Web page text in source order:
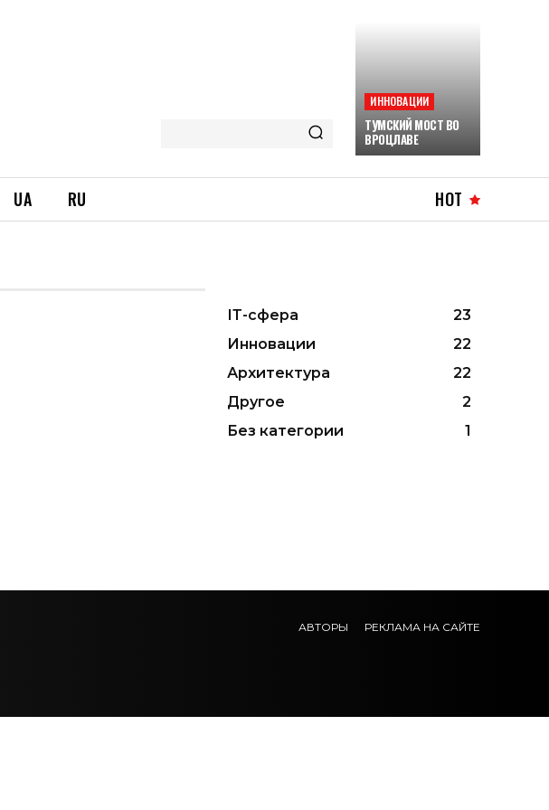
ИННОВАЦИИ
ТУМСКИЙ МОСТ ВО
ВРОЦЛАВЕ
UA RU HOT
ІТ-сфера
23
Инновации
22
Архитектура
22
Другое
2
Без категории
1
АВТОРЫ РЕКЛАМА НА САЙТЕ